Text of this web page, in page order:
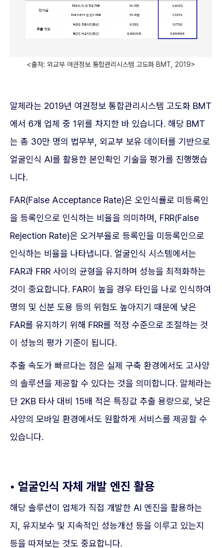
<출처: 외교부 여권정보 통합관리시스템 고도화 BMT, 2019>
알체라는 2019년 여권정보 통합관리시스템 고도화 BMT
에서 6개 업체 중 1위를 차지한 바 있습니다. 해당 BMT
는 총 30만 명의 법무부, 외교부 보유 데이터를 기반으로
얼굴인식 AI를 활용한 본인확인 기술을 평가를 진행했습
니다.
FAR(False Acceptance Rate)은 오인식률로 미등록인
을 등록인으로 인식하는 비율을 의미하며, FRR(False
Rejection Rate)은 오거부율로 등록인을 미등록인으로
인식하는 비율을 나타냅니다. 얼굴인식 시스템에서는
FAR과 FRR 사이의 균형을 유지하며 성능을 최적화하는
것이 중요합니다. FAR이 높을 경우 타인을 나로 인식하여
명의 및 신분 도용 등의 위험도 높아지기 때문에 낮은
FAR를 유지하기 위해 FRR를 적정 수준으로 조절하는 것
이 성능의 평가 기준이 됩니다.
추출 속도가 빠르다는 점은 실제 구축 환경에서도 고사양
의 솔루션을 제공할 수 있다는 것을 의미합니다. 알체라는
단 2KB 타사 대비 15배 적은 특징값 추출 용량으로, 낮은
사양의 모바일 환경에서도 원활하게 서비스를 제공할 수
있습니다.
• 얼굴인식 자체 개발 엔진 활용
해당 솔루션이 업체가 직접 개발한 AI 엔진을 활용하는
지, 유지보수 및 지속적인 성능개선 등을 이루고 있는지
등을 따져보는 것도 중요합니다.